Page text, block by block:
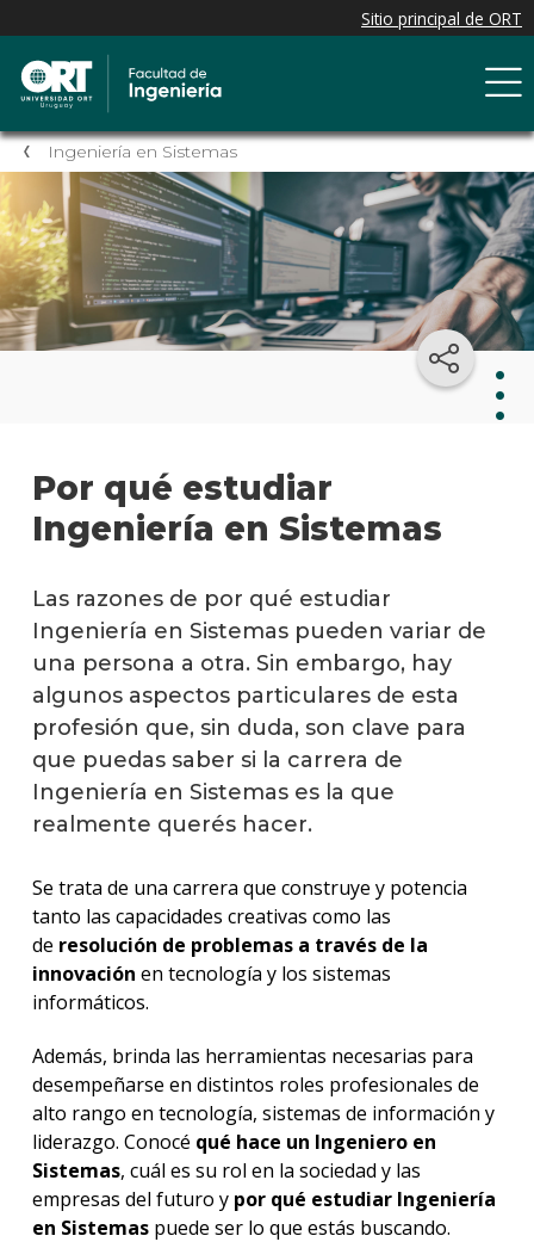
Ingeniería en Sistemas
Por qué estudiar
Ingeniería en Sistemas
plan
de
tu
Las razones de por qué estudiar
Ingeniería en Sistemas pueden variar de
una persona a otra. Sin embargo, hay
algunos aspectos particulares de esta
profesión que, sin duda, son clave para
que puedas saber si la carrera de
Ingeniería en Sistemas es la que
realmente querés hacer.
Se trata de una carrera que construye y potencia
tanto las capacidades creativas como las
de resolución de problemas a través de la
innovación en tecnología y los sistemas
informáticos.
Además, brinda las herramientas necesarias para
desempeñarse en distintos roles profesionales de
alto rango en tecnología, sistemas de información y
liderazgo. Conocé qué hace un Ingeniero en
Sistemas, cuál es su rol en la sociedad y las
empresas del futuro y por qué estudiar Ingeniería
en Sistemaspuede ser lo que estás buscando.